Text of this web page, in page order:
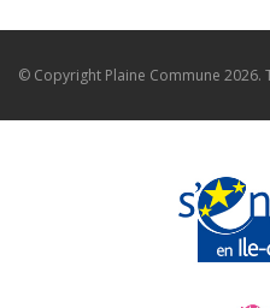
© Copyright Plaine Commune 2026.